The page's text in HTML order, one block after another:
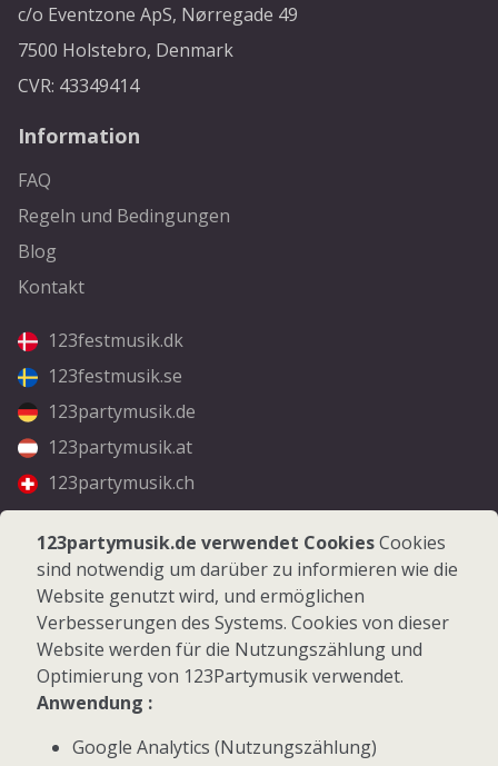
c/o Eventzone ApS, Nørregade 49
7500 Holstebro, Denmark
CVR: 43349414
Information
FAQ
Regeln und Bedingungen
Blog
Kontakt
123festmusik.dk
123festmusik.se
123partymusik.de
123partymusik.at
123partymusik.ch
Folgen Sie uns
Facebook
Instagram
© 2026 123Partymusik.de - Alle Rechte vorbehalten
123partymusik.de verwendet CookiesCookies
sind notwendig um darüber zu informieren wie die
Website genutzt wird, und ermöglichen
Verbesserungen des Systems. Cookies von dieser
Website werden für die Nutzungszählung und
Optimierung von 123Partymusik verwendet.
Anwendung :
Google Analytics (Nutzungszählung)